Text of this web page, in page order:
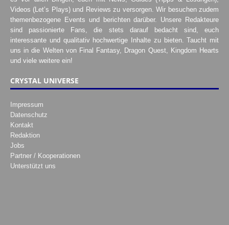
Videos (Let’s Plays) und Reviews zu versorgen. Wir besuchen zudem
themenbezogene Events und berichten darüber. Unsere Redakteure
sind passionierte Fans, die stets darauf bedacht sind, euch
interessante und qualitativ hochwertige Inhalte zu bieten. Taucht mit
uns in die Welten von Final Fantasy, Dragon Quest, Kingdom Hearts
und viele weitere ein!
CRYSTAL UNIVERSE
Impressum
Datenschutz
Kontakt
Redaktion
Jobs
Partner / Kooperationen
Unterstützt uns